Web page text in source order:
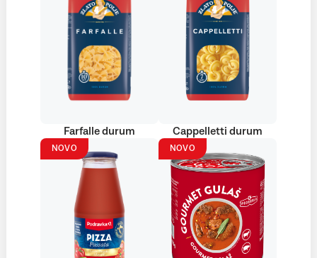
Farfalle durum Cappelletti durum
NOVO NOVO